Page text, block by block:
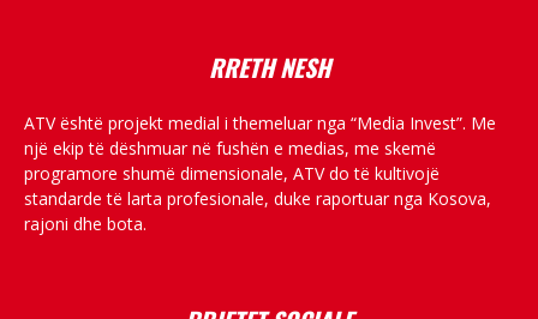
RRETH NESH
ATV është projekt medial i themeluar nga “Media Invest”. Me
një ekip të dëshmuar në fushën e medias, me skemë
programore shumë dimensionale, ATV do të kultivojë
standarde të larta profesionale, duke raportuar nga Kosova,
rajoni dhe bota.